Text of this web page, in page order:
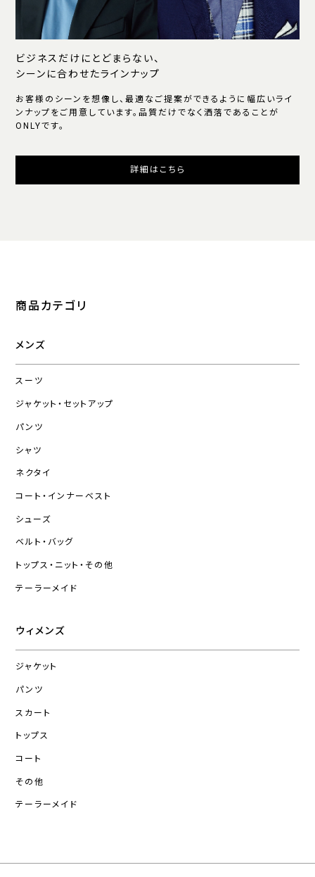
ビジネスだけにとどまらない、
シーンに合わせたラインナップ
お客様のシーンを想像し、最適なご提案ができるように幅広いライ
ンナップをご用意しています。品質だけでなく洒落であることが
ONLYです。
詳細はこちら
商品カテゴリ
メンズ
スーツ
ジャケット・セットアップ
パンツ
シャツ
ネクタイ
コート・インナーベスト
シューズ
ベルト・バッグ
トップス・ニット・その他
テーラーメイド
ウィメンズ
ジャケット
パンツ
スカート
トップス
コート
その他
テーラーメイド